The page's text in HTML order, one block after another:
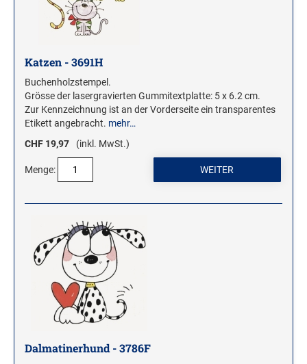
Katzen - 3691H
Buchenholzstempel.
Grösse der lasergravierten Gummitextplatte: 5 x 6.2 cm.
Zur Kennzeichnung ist an der Vorderseite ein transparentes
Etikett angebracht. mehr…
CHF 19,97
(inkl. MwSt.)
Menge:
Dalmatinerhund - 3786F